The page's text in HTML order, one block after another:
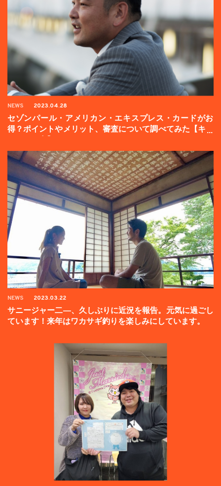
NEWS 2023.04.28
セゾンパール・アメリカン・エキスプレス・カードがお
得？ポイントやメリット、審査について調べてみた【キャ
NEWS 2023.03.22
サニージャー二―、久しぶりに近況を報告。元気に過ごし
ています！来年はワカサギ釣りを楽しみにしています。